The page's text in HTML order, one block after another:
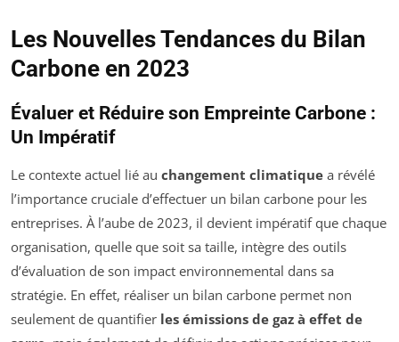
Les Nouvelles Tendances du Bilan
Carbone en 2023
Évaluer et Réduire son Empreinte Carbone :
Un Impératif
Le contexte actuel lié au changement climatique a révélé
l’importance cruciale d’effectuer un bilan carbone pour les
entreprises. À l’aube de 2023, il devient impératif que chaque
organisation, quelle que soit sa taille, intègre des outils
d’évaluation de son impact environnemental dans sa
stratégie. En effet, réaliser un bilan carbone permet non
seulement de quantifier les émissions de gaz à effet de